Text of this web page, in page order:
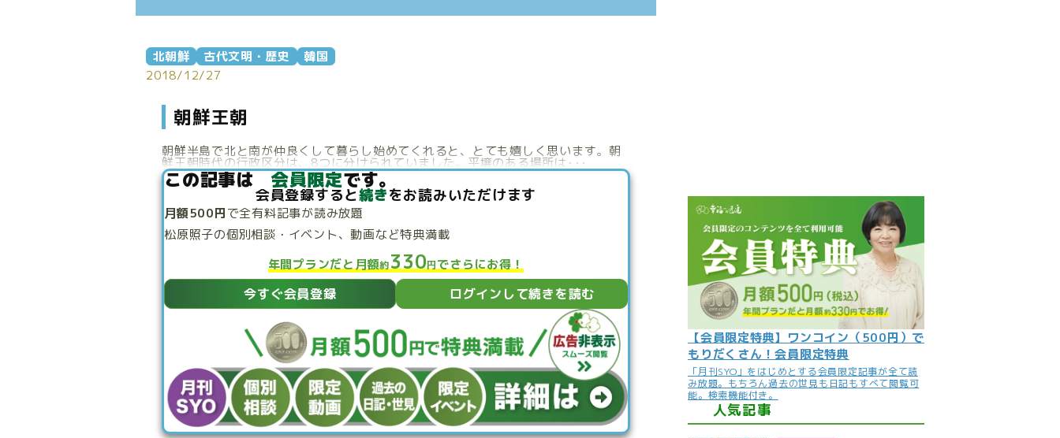
よくある質問
北朝鮮 古代文明・歴史
韓国
2018/12/27
朝鮮王朝
朝鮮半島で北と南が仲良くして暮らし始めてくれると、とても嬉しく思います。朝
鮮王朝時代の行政区分は、8つに分けられていました。平壌のある場所は･･･
この記事は 会員限定です。
会員登録すると続きをお読みいただけます
月額500円で全有料記事が読み放題
松原照子の個別相談・ イベント、動画など特典満載
年間プランだと月額約330円でさらにお得！
今すぐ会員登録 ログインして続きを読む
【会員限定特典】ワンコイン（500円）で
もりだくさん！会員限定特典
「月刊SYO」をはじめとする会員限定記事が全て読
み放題。もちろん過去の世見も日記もすべて閲覧可
能。検索機能付き。
人気記事